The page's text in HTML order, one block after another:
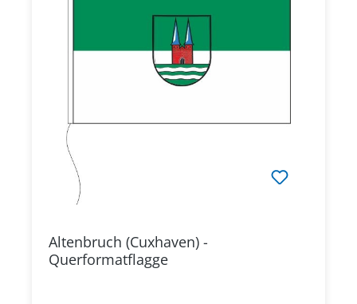
Altenbruch (Cuxhaven) -
Querformatflagge